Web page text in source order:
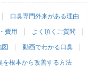
口臭専門外来がある理由
費用 よく頂くご質問
図 動画でわかる口臭
を根本から改善する方法